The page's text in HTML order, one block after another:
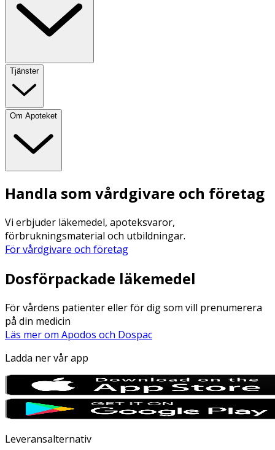
Tjänster
Om Apoteket
Handla som vårdgivare och företag
Vi erbjuder läkemedel, apoteksvaror,
förbrukningsmaterial och utbildningar.
För vårdgivare och företag
Dosförpackade läkemedel
För vårdens patienter eller för dig som vill prenumerera
på din medicin
Läs mer om Apodos och Dospac
Ladda ner vår app
Leveransalternativ